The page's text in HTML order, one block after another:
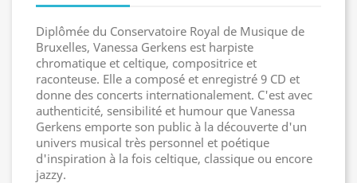
Diplômée du Conservatoire Royal de Musique de
Bruxelles, Vanessa Gerkens est harpiste
chromatique et celtique, compositrice et
raconteuse. Elle a composé et enregistré 9 CD et
donne des concerts internationalement. C'est avec
authenticité, sensibilité et humour que Vanessa
Gerkens emporte son public à la découverte d'un
univers musical très personnel et poétique
d'inspiration à la fois celtique, classique ou encore
jazzy.